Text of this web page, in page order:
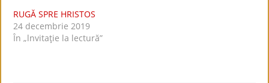
RUGĂ SPRE HRISTOS
24 decembrie 2019
În „lnvitaţie la lectură”